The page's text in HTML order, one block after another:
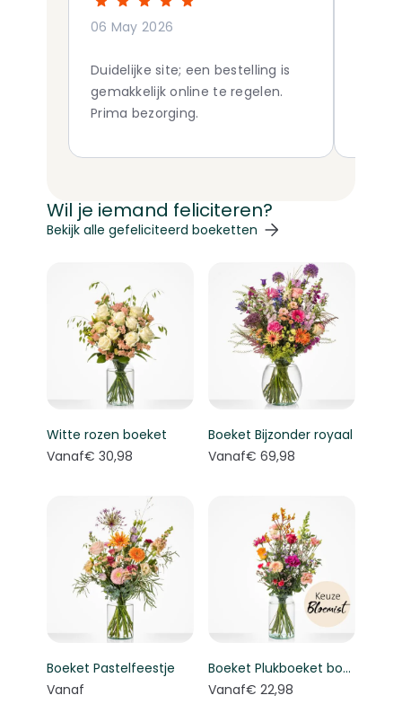
06 May 2026
Duidelijke site; een bestelling is
gemakkelijk online te regelen.
Prima bezorging.
Wil je iemand feliciteren?
Navigeren door de elementen van de carrousel is
Druk om carrousel over te slaan
Bekijk alle gefeliciteerd boeketten
Witte rozen boeket
Vanaf€ 30,98
Boeket Bijzonder royaal
Vanaf€ 69,98
Boeket Pastelfeestje
Vanaf
Boeket Plukboeket bont - Keuze bloemist
Vanaf€ 22,98